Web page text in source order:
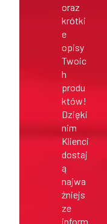
oraz
krótki
e
opisy
Twoic
h
produ
któw!
Dzięki
nim
Klienci
dostaj
ą
najwa
żniejs
ze
inform